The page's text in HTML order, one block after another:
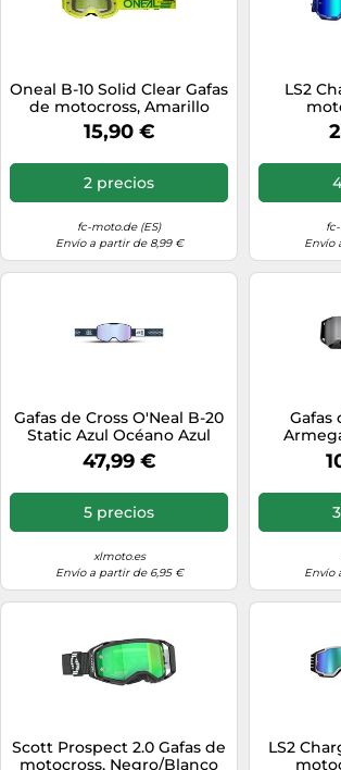
Oneal B-10 Solid Clear Gafas
de motocross, Amarillo
neón, Talla única
15,90 €
2 precios
fc-moto.de (ES)
Envío a partir de 8,99 €
LS2
Envío
Gafas de Cross O'Neal B-20
Static Azul Océano Azul
Océano
47,99 €
5 precios
xlmoto.es
Envío a partir de 6,95 €
Gafas
Envío
Scott Prospect 2.0 Gafas de
motocross, Negro/Blanco
LS2